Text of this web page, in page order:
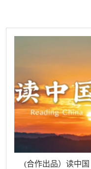
(合作出品）读中国